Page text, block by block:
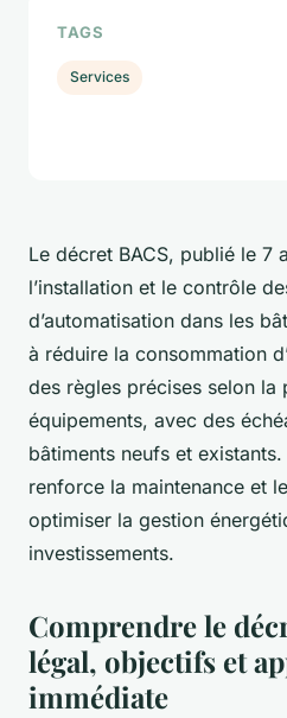
Le décret BACS, publié le 7
l’installation et le contrôle
d’automatisation dans les
à réduire la consommation
des règles précises selon la
équipements, avec des
bâtiments neufs et
renforce la maintenance et
optimiser la gestion
investissements.
Comprendre le
légal, objectifs et
immédiate
TAGS
Services